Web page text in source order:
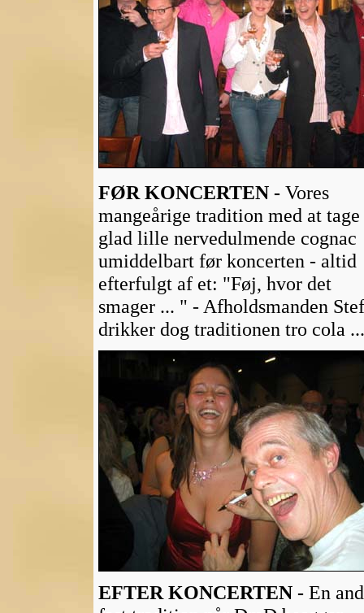
FØR KONCERTEN - Vores
mangeårige tradition med at tage
glad lille nervedulmende cognac
umiddelbart før koncerten - altid
efterfulgt af et: "Føj, hvor det
smager ... " - Afholdsmanden
drikker dog traditionen tro cola
EFTER KONCERTEN - En